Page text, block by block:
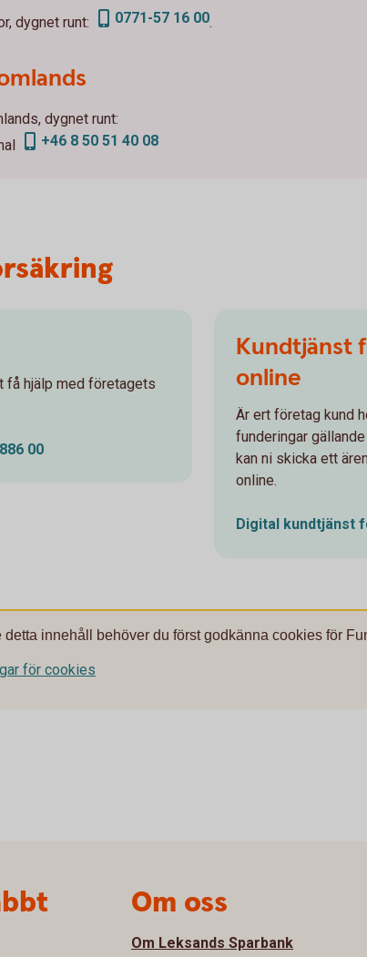
dygnet runt: 0771-57 16 00.
dygnet runt:
+46 8 50 51 40 08
få hjälp med företagets
00
Kundtjänst
online
Är ert företag kund
funderingar
kan ni skicka ett
online.
Digital kundtjänst
detta innehåll behöver du först godkänna cookies för
för cookies
Om oss
Om Leksands Sparbank